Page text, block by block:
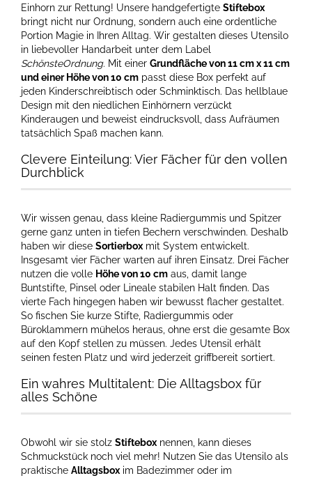
Einhorn zur Rettung! Unsere handgefertigte Stiftebox
bringt nicht nur Ordnung, sondern auch eine ordentliche
Portion Magie in Ihren Alltag. Wir gestalten dieses Utensilo
in liebevoller Handarbeit unter dem Label
SchönsteOrdnung. Mit einer Grundfläche von 11 cm x 11 cm
und einer Höhe von 10 cm passt diese Box perfekt auf
jeden Kinderschreibtisch oder Schminktisch. Das hellblaue
Design mit den niedlichen Einhörnern verzückt
Kinderaugen und beweist eindrucksvoll, dass Aufräumen
tatsächlich Spaß machen kann.
Clevere Einteilung: Vier Fächer für den vollen
Durchblick
Wir wissen genau, dass kleine Radiergummis und Spitzer
gerne ganz unten in tiefen Bechern verschwinden. Deshalb
haben wir diese Sortierbox mit System entwickelt.
Insgesamt vier Fächer warten auf ihren Einsatz. Drei Fächer
nutzen die volle Höhe von 10 cm aus, damit lange
Buntstifte, Pinsel oder Lineale stabilen Halt finden. Das
vierte Fach hingegen haben wir bewusst flacher gestaltet.
So fischen Sie kurze Stifte, Radiergummis oder
Büroklammern mühelos heraus, ohne erst die gesamte Box
auf den Kopf stellen zu müssen. Jedes Utensil erhält
seinen festen Platz und wird jederzeit griffbereit sortiert.
Ein wahres Multitalent: Die Alltagsbox für
alles Schöne
Obwohl wir sie stolz Stiftebox nennen, kann dieses
Schmuckstück noch viel mehr! Nutzen Sie das Utensilo als
praktische Alltagsbox im Badezimmer oder im